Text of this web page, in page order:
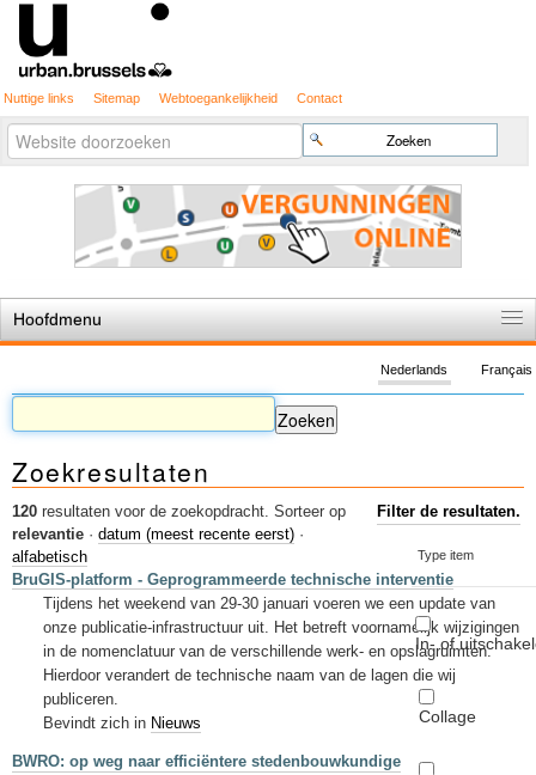
Nuttige links Sitemap Webtoegankelijkheid Contact
Zoek
Geavanceerd
zoeken...
Hoofdmenu
De spelregels
Stedenbouwkundige vergunning
Cartografie
Studies en publicaties
Sleutelwoorden
Stedenbouwkundige inlichtingen
Français
Nederlands
Zoekresultaten
120 resultaten voor de zoekopdracht. Filter de resultaten.
Type item
In- of
Collage
Sorteer op
relevantie · datum (meest recente eerst) ·
alfabetisch
BruGIS-platform - Geprogrammeerde technische interventie
Tijdens het weekend van 29-30 januari voeren we een update van
onze publicatie-infrastructuur uit. Het betreft voornamelijk wijzigingen
in de nomenclatuur van de verschillende werk- en opslagruimten.
Hierdoor verandert de technische naam van de lagen die wij
publiceren.
Bevindt zich in Nieuws
BWRO: op weg naar efficiëntere stedenbouwkundige